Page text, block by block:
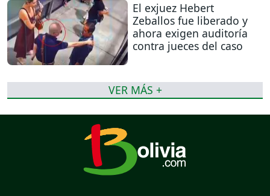
El exjuez Hebert
Zeballos fue liberado y
ahora exigen auditoría
contra jueces del caso
VER MÁS +